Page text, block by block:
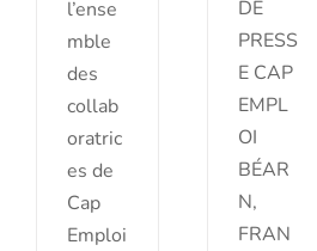
l’ense
mble
des
collab
oratric
es de
Cap
Emploi
DE
PRESS
E CAP
EMPL
OI
BÉAR
N,
FRAN